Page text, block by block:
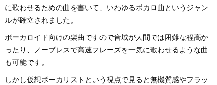
に歌わせるための曲を書いて、いわゆるボカロ曲というジャン
ルが確立されました。
ボーカロイド向けの楽曲ですので音域が人間では困難な程高か
ったり、ノーブレスで高速フレーズを一気に歌わせるような曲
も可能です。
しかし仮想ボーカリストという視点で見ると無機質感やフラッ